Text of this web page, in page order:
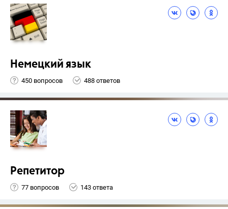
Немецкий язык
450 вопросов 488 ответов
Репетитор
77 вопросов 143 ответа